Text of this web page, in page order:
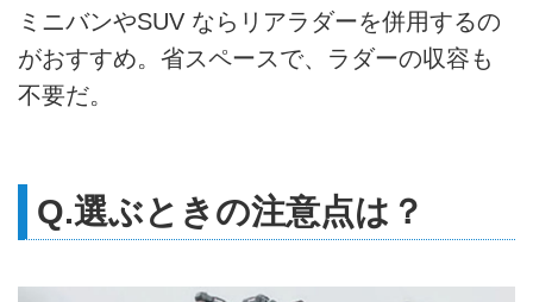
ミニバンやSUV ならリアラダーを併用するの
がおすすめ。省スペースで、ラダーの収容も
不要だ。
Q.選ぶときの注意点は？